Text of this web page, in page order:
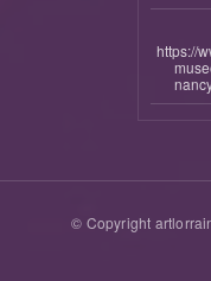
https://
© Copyright